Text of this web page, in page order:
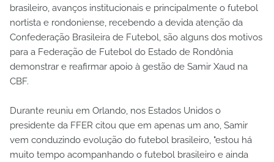
brasileiro, avanços institucionais e principalmente o futebol
nortista e rondoniense, recebendo a devida atenção da
Confederação Brasileira de Futebol, são alguns dos motivos
para a Federação de Futebol do Estado de Rondônia
demonstrar e reafirmar apoio à gestão de Samir Xaud na
CBF.
Durante reuniu em Orlando, nos Estados Unidos o
presidente da FFER citou que em apenas um ano, Samir
vem conduzindo evolução do futebol brasileiro, "estou há
muito tempo acompanhando o futebol brasileiro e ainda